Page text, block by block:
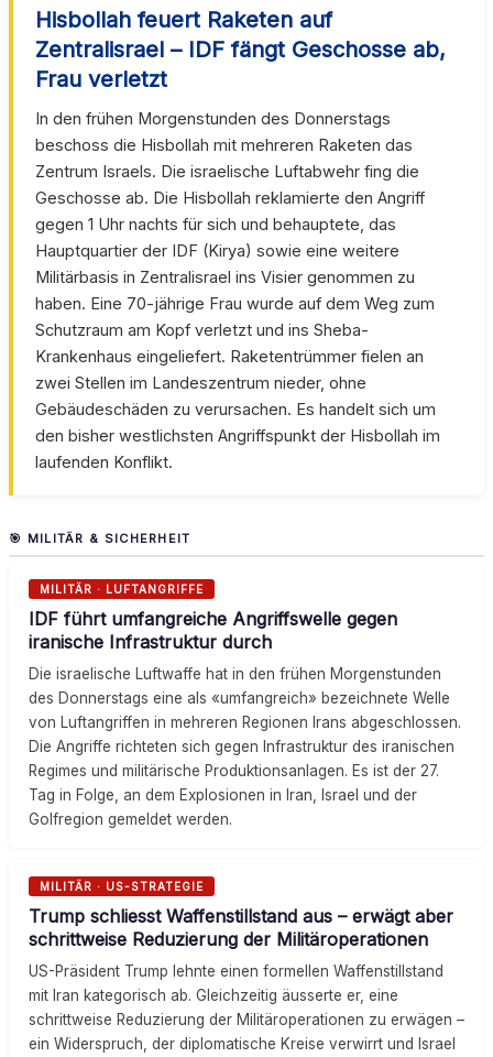
Hisbollah feuert Raketen auf
Zentralisrael – IDF fängt Geschosse ab,
Frau verletzt
In den frühen Morgenstunden des Donnerstags
beschoss die Hisbollah mit mehreren Raketen das
Zentrum Israels. Die israelische Luftabwehr fing die
Geschosse ab. Die Hisbollah reklamierte den Angriff
gegen 1 Uhr nachts für sich und behauptete, das
Hauptquartier der IDF (Kirya) sowie eine weitere
Militärbasis in Zentralisrael ins Visier genommen zu
haben. Eine 70-jährige Frau wurde auf dem Weg zum
Schutzraum am Kopf verletzt und ins Sheba-
Krankenhaus eingeliefert. Raketentrümmer fielen an
zwei Stellen im Landeszentrum nieder, ohne
Gebäudeschäden zu verursachen. Es handelt sich um
den bisher westlichsten Angriffspunkt der Hisbollah im
laufenden Konflikt.
🎯 MILITÄR & SICHERHEIT
MILITÄR · LUFTANGRIFFE
IDF führt umfangreiche Angriffswelle gegen
iranische Infrastruktur durch
Die israelische Luftwaffe hat in den frühen Morgenstunden
des Donnerstags eine als «umfangreich» bezeichnete Welle
von Luftangriffen in mehreren Regionen Irans abgeschlossen.
Die Angriffe richteten sich gegen Infrastruktur des iranischen
Regimes und militärische Produktionsanlagen. Es ist der 27.
Tag in Folge, an dem Explosionen in Iran, Israel und der
Golfregion gemeldet werden.
MILITÄR · US-STRATEGIE
Trump schliesst Waffenstillstand aus – erwägt aber
schrittweise Reduzierung der Militäroperationen
US-Präsident Trump lehnte einen formellen Waffenstillstand
mit Iran kategorisch ab. Gleichzeitig äusserte er, eine
schrittweise Reduzierung der Militäroperationen zu erwägen –
ein Widerspruch, der diplomatische Kreise verwirrt und Israel